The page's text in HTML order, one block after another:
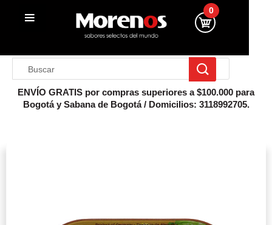
0
ENVÍO GRATIS por compras superiores a $100.000 para
Bogotá y Sabana de Bogotá / Domicilios: 3118992705.